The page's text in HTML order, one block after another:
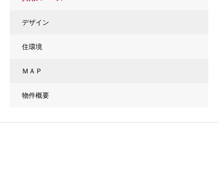
デザイン
住環境
ＭＡＰ
物件概要